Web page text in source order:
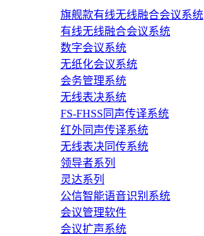
旗舰款有线无线融合会议系统
有线无线融合会议系统
数字会议系统
无纸化会议系统
会务管理系统
无线表决系统
FS-FHSS同声传译系统
红外同声传译系统
无线表决同传系统
领导者系列
灵达系列
公信智能语音识别系统
会议管理软件
会议扩声系统